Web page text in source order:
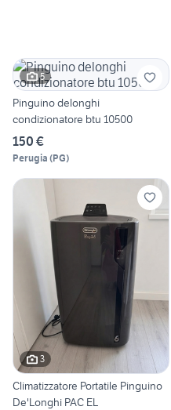
5
Pinguino delonghi
condizionatore btu 10500
150 €
Perugia (PG)
3
Climatizzatore Portatile Pinguino
De'Longhi PAC EL